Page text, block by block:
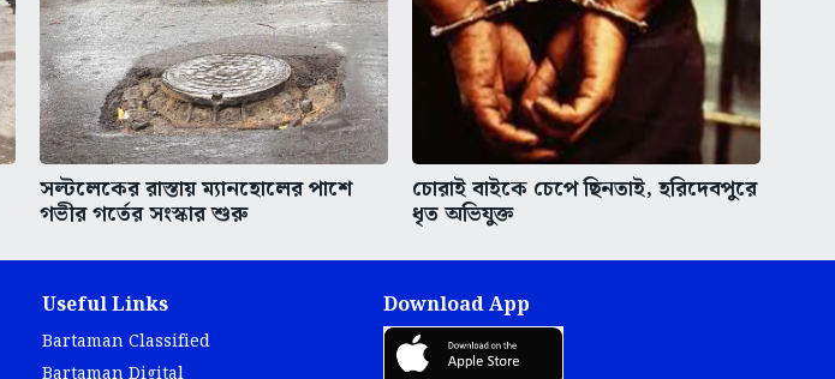
সল্টলেকের রাস্তায় ম্যানহোলের পাশে
গভীর গর্তের সংস্কার শুরু
চোরাই বাইকে চেপে ছিনতাই, হরিদেবপুরে
ধৃত অভিযুক্ত
Useful Links
Bartaman Classified
Download App